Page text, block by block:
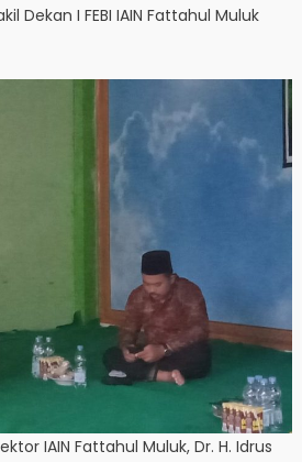
Dekan I FEBI IAIN Fattahul Muluk
IAIN Fattahul Muluk, Dr. H. Idrus